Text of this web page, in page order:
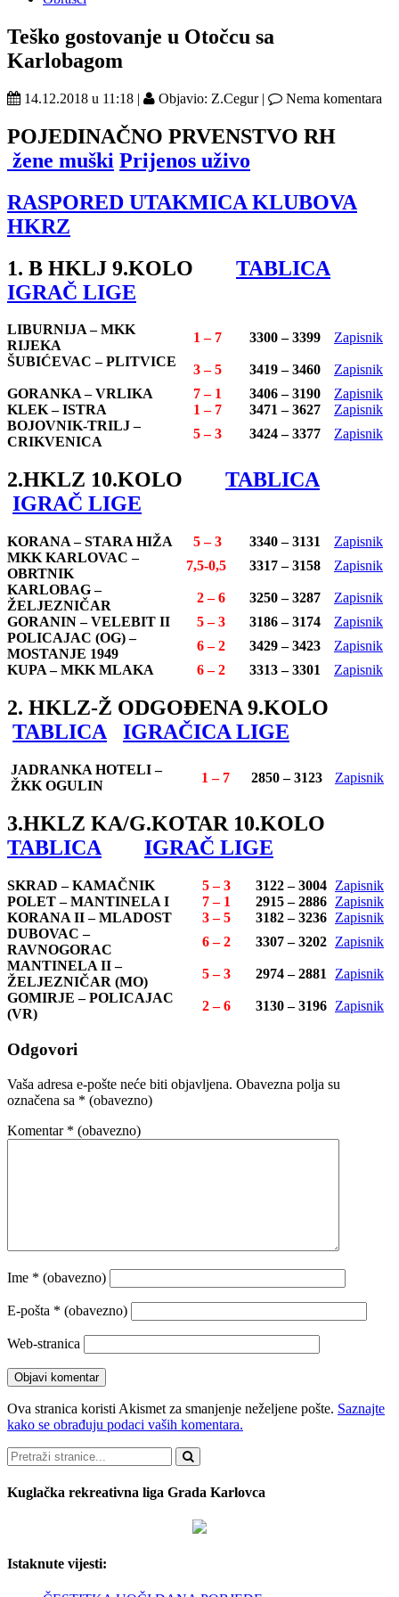
Teško gostovanje u Otočcu sa
Karlobagom
14.12.2018 u 11:18 | Objavio: Z.Cegur | Nema komentara
POJEDINAČNO PRVENSTVO RH
žene muški Prijenos uživo
RASPORED UTAKMICA KLUBOVA
HKRZ
1. B HKLJ 9.KOLO TABLICA
IGRAČ LIGE
LIBURNIJA – MKK
RIJEKA
1 – 7 3300 – 3399
Zapisnik
ŠUBIĆEVAC – PLITVICE
3 – 5 3419 – 3460
Zapisnik
GORANKA – VRLIKA
7 – 1 3406 – 3190
Zapisnik
KLEK – ISTRA
1 – 7 3471 – 3627
Zapisnik
BOJOVNIK-TRILJ –
CRIKVENICA
5 – 3 3424 – 3377 Zapisnik
2.HKLZ 10.KOLO TABLICA
IGRAČ LIGE
KORANA – STARA HIŽA 5 – 3 3340 – 3131
Zapisnik
MKK KARLOVAC –
OBRTNIK
7,5-0,5 3317 – 3158
Zapisnik
KARLOBAG –
ŽELJEZNIČAR
2 – 6 3250 – 3287
Zapisnik
GORANIN – VELEBIT II
5 – 3 3186 – 3174
Zapisnik
POLICAJAC (OG) –
MOSTANJE 1949
6 – 2 3429 – 3423
Zapisnik
KUPA – MKK MLAKA
6 – 2 3313 – 3301 Zapisnik
2. HKLZ-Ž ODGOĐENA 9.KOLO
TABLICA
IGRAČICA LIGE
JADRANKA HOTELI –
ŽKK OGULIN
1 – 7 2850 – 3123 Zapisnik
3.HKLZ KA/G.KOTAR 10.KOLO
TABLICA
IGRAČ LIGE
SKRAD – KAMAČNIK 5 – 3 3122 – 3004 Zapisnik
POLET – MANTINELA I
7 – 1 2915 – 2886 Zapisnik
KORANA II – MLADOST
3 – 5 3182 – 3236 Zapisnik
DUBOVAC –
RAVNOGORAC
6 – 2 3307 – 3202 Zapisnik
MANTINELA II –
ŽELJEZNIČAR (MO)
5 – 3 2974 – 2881
Zapisnik
GOMIRJE – POLICAJAC
(VR)
2 – 6 3130 – 3196 Zapisnik
Odgovori
Vaša adresa e-pošte neće biti objavljena. Obavezna polja su
označena sa * (obavezno)
Komentar * (obavezno)
Ime * (obavezno)
E-pošta * (obavezno)
Web-stranica
Ova stranica koristi Akismet za smanjenje neželjene pošte. Saznajte
kako se obrađuju podaci vaših komentara.
Pretraži
Kuglačka rekreativna liga Grada Karlovca
Istaknute vijesti: